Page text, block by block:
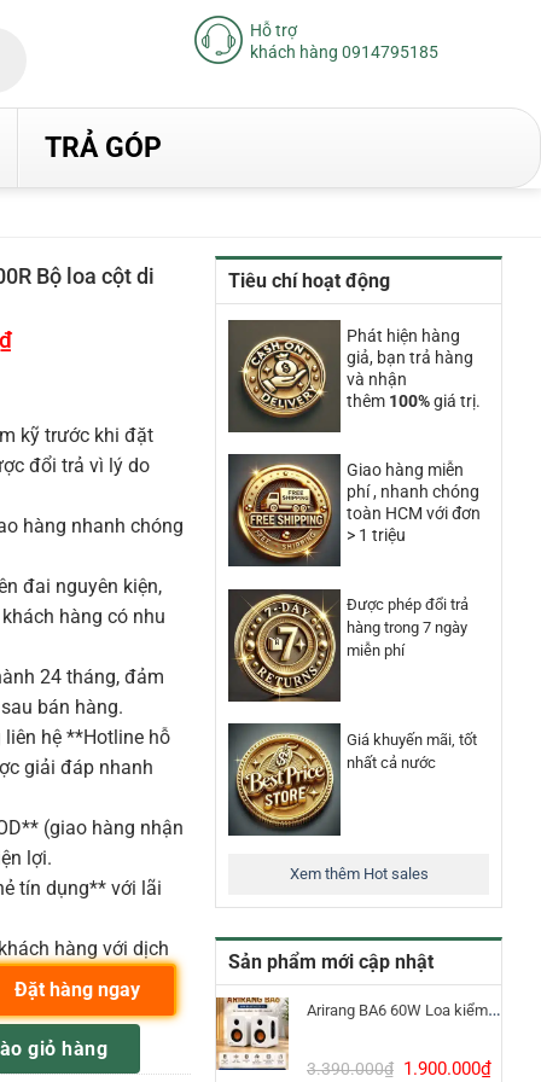
Hỗ trợ
khách hàng 0914795185
TRẢ GÓP
Tiêu chí hoạt động
Phát hiện hàng
giả, bạn trả hàng
và nhận
thêm 100%giá trị.
Giao hàng miễn
phí , nhanh chóng
toàn HCM với đơn
> 1 triệu
Được phép đổi trả
hàng trong 7 ngày
miễn phí
Giá khuyến mãi, tốt
nhất cả nước
Xem thêm Hot sales
Sản phẩm mới cập nhật
Arirang BA6 60W Loa kiểm âm Bluetooth 5.3
3.390.000₫ Giá
1.900.000₫Giá
Bộ loa cột di
₫Giá
kỹ trước khi đặt
đổi trả vì lý do
hàng nhanh chóng
đai nguyên kiện,
hàng có nhu
24 tháng, đảm
bán hàng.
hệ **Hotline hỗ
giải đáp nhanh
(giao hàng nhận
lợi.
tín dụng** với lãi
hàng với dịch
loa cột di động 480W có reverb số lượng
giỏ hàng
Đặt hàng ngay